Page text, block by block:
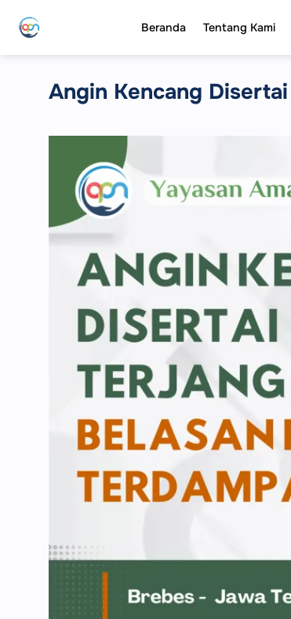
Beranda Tentang Kami
Angin Kencang